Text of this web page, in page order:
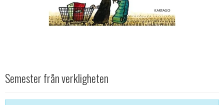
Semester från verkligheten